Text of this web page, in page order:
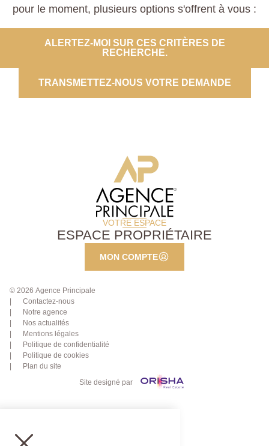
pour le moment, plusieurs options s'offrent à vous :
ALERTEZ-MOI SUR CES CRITÈRES DE
RECHERCHE.
TRANSMETTEZ-NOUS VOTRE DEMANDE
VOTRE ESPACE
ESPACE PROPRIÉTAIRE
MON COMPTE
© 2026 Agence Principale
Contactez-nous
Notre agence
Nos actualités
Mentions légales
Politique de confidentialité
Politique de cookies
Plan du site
Site designé par